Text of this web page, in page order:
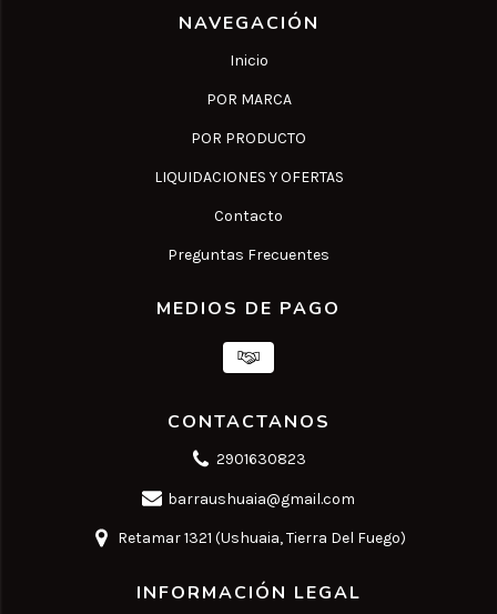
NAVEGACIÓN
Inicio
POR MARCA
POR PRODUCTO
LIQUIDACIONES Y OFERTAS
Contacto
Preguntas Frecuentes
MEDIOS DE PAGO
CONTACTANOS
2901630823
barraushuaia@gmail.com
Retamar 1321 (Ushuaia, Tierra Del Fuego)
INFORMACIÓN LEGAL